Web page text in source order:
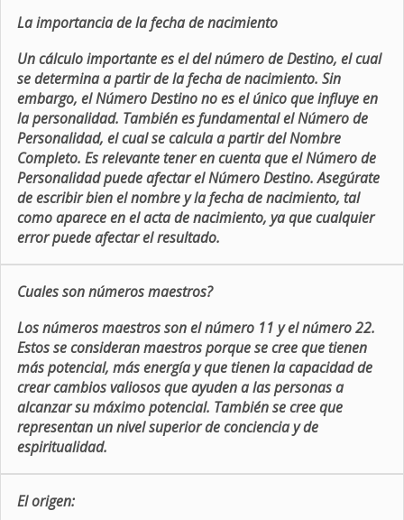
La importancia de la fecha de nacimiento
Un cálculo importante es el del número de Destino, el cual
se determina a partir de la fecha de nacimiento. Sin
embargo, el Número Destino no es el único que influye en
la personalidad. También es fundamental el Número de
Personalidad, el cual se calcula a partir del Nombre
Completo. Es relevante tener en cuenta que el Número de
Personalidad puede afectar el Número Destino. Asegúrate
de escribir bien el nombre y la fecha de nacimiento, tal
como aparece en el acta de nacimiento, ya que cualquier
error puede afectar el resultado.
Cuales son números maestros?
Los números maestros son el número 11 y el número 22.
Estos se consideran maestros porque se cree que tienen
más potencial, más energía y que tienen la capacidad de
crear cambios valiosos que ayuden a las personas a
alcanzar su máximo potencial. También se cree que
representan un nivel superior de conciencia y de
espiritualidad.
El origen: